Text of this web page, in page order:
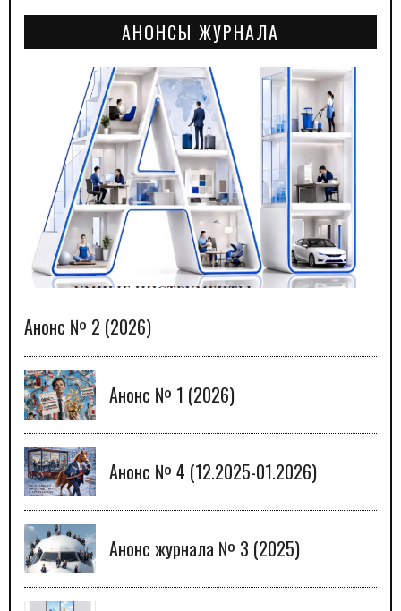
АНОНСЫ ЖУРНАЛА
Анонс № 2 (2026)
Анонс № 1 (2026)
Анонс № 4 (12.2025-01.2026)
Анонс журнала № 3 (2025)